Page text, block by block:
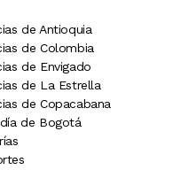
de Antioquia
de Colombia
de Envigado
de La Estrella
de Copacabana
de Bogotá